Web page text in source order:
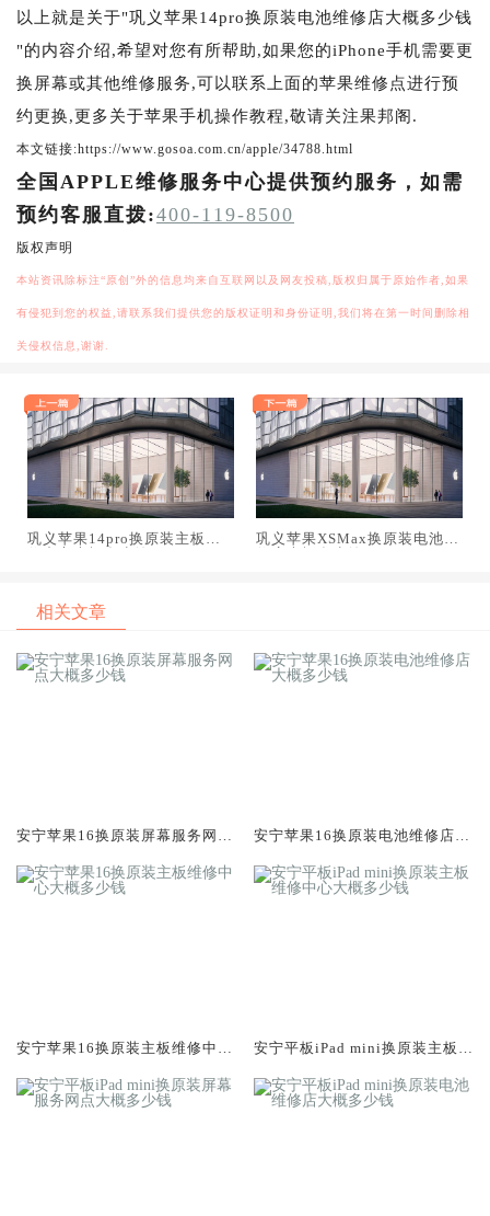
以上就是关于"巩义苹果14pro换原装电池维修店大概多少钱
"的内容介绍,希望对您有所帮助,如果您的iPhone手机需要更
换屏幕或其他维修服务,可以联系上面的苹果维修点进行预
约更换,更多关于苹果手机操作教程,敬请关注果邦阁.
本文链接:https://www.gosoa.com.cn/apple/34788.html
全国APPLE维修服务中心提供预约服务，如需
预约客服直拨:400-119-8500
版权声明
本站资讯除标注“原创”外的信息均来自互联网以及网友投稿,版权归属于原始作者,如果
有侵犯到您的权益,请联系我们提供您的版权证明和身份证明,我们将在第一时间删除相
关侵权信息,谢谢.
巩义苹果14pro换原装主板维
巩义苹果XSMax换原装电池维
相关文章
安宁苹果16换原装屏幕服务网点
安宁苹果16换原装电池维修店大
安宁苹果16换原装主板维修中心
安宁平板iPad mini换原装主板维